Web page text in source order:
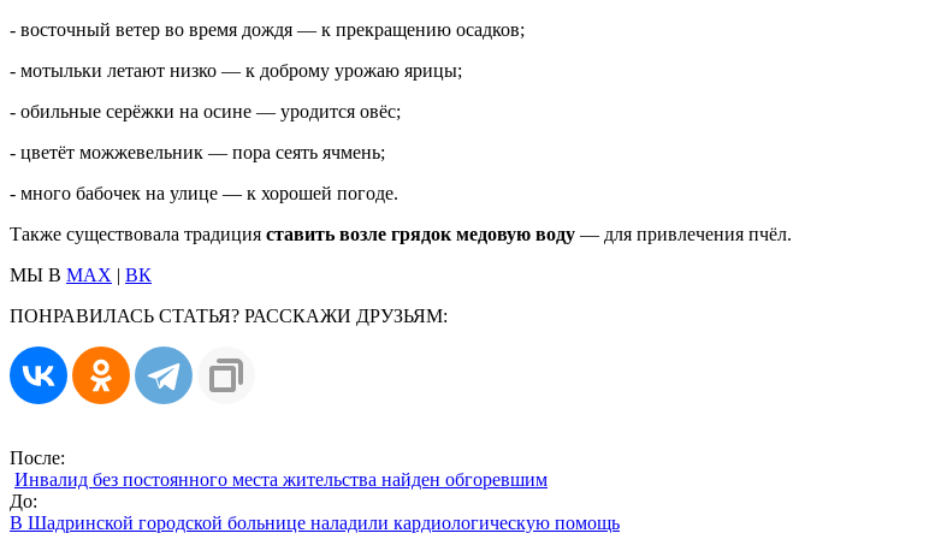
- восточный ветер во время дождя — к прекращению осадков;
- мотыльки летают низко — к доброму урожаю ярицы;
- обильные серёжки на осине — уродится овёс;
- цветёт можжевельник — пора сеять ячмень;
- много бабочек на улице — к хорошей погоде.
Также существовала традиция ставить возле грядок медовую воду — для привлечения пчёл.
МЫ В MAX | ВК
ПОНРАВИЛАСЬ СТАТЬЯ? РАССКАЖИ ДРУЗЬЯМ:
После:
Инвалид без постоянного места жительства найден обгоревшим
До:
В Шадринской городской больнице наладили кардиологическую помощь